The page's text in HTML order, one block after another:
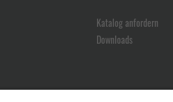
Katalog anfordern
Downloads